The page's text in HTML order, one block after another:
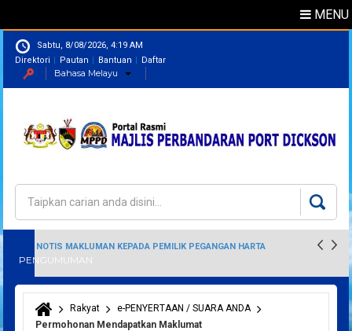
MENU
Sabtu, 8/08/2026, 4:19 AM
Direktori
Pautan Bantuan Daftar
Bahasa Melayu
Borang carian
PENGUMUMAN
SENARAI EMAIL RASMI MAJLIS PERBANDARAN PORT DICKSON
NOTIS MAKLUMAN KEPADA PEMILIK PEGANGAN HARTA
PERINDUSTRIAN
Anda di sini
Rakyat
e-PENYERTAAN / SUARA ANDA
Permohonan Mendapatkan Maklumat